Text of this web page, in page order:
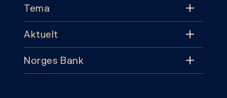
Tema
Tema
Pengepolitikk
Aktuelt
Aktuelt
Norges Bank